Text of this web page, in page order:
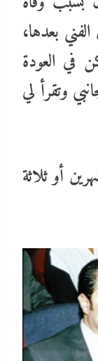
بعدها،
في العودة
وتقرأ لي
أو ثلاثة